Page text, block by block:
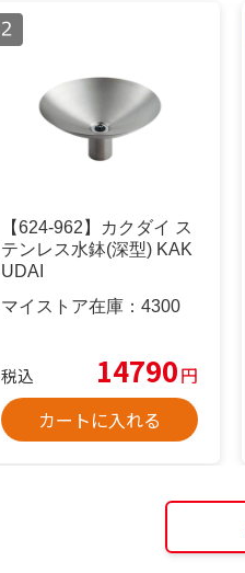
【624-962】カクダイ ス
テンレス水鉢(深型) KAK
UDAI
マイストア在庫： 4300
税込 14790円
カートに入れる